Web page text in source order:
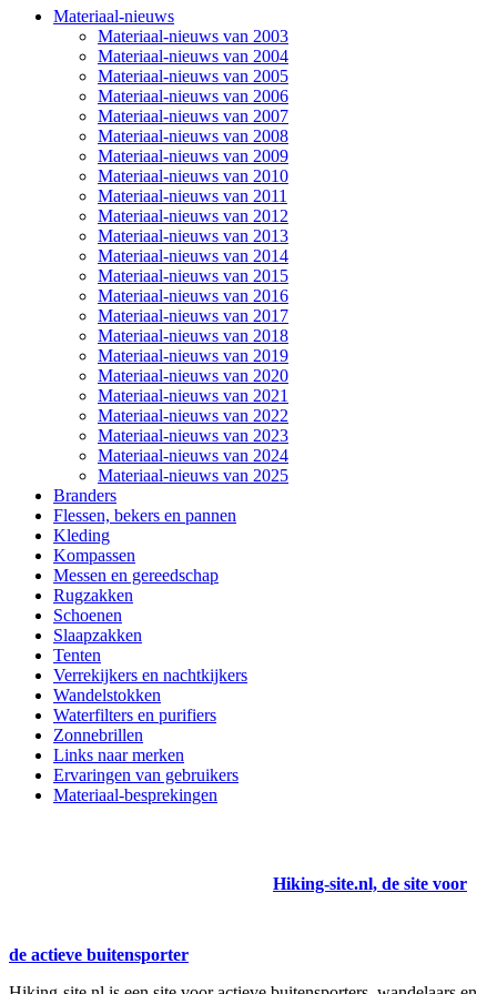
Materiaal-nieuws
Materiaal-nieuws van 2003
Materiaal-nieuws van 2004
Materiaal-nieuws van 2005
Materiaal-nieuws van 2006
Materiaal-nieuws van 2007
Materiaal-nieuws van 2008
Materiaal-nieuws van 2009
Materiaal-nieuws van 2010
Materiaal-nieuws van 2011
Materiaal-nieuws van 2012
Materiaal-nieuws van 2013
Materiaal-nieuws van 2014
Materiaal-nieuws van 2015
Materiaal-nieuws van 2016
Materiaal-nieuws van 2017
Materiaal-nieuws van 2018
Materiaal-nieuws van 2019
Materiaal-nieuws van 2020
Materiaal-nieuws van 2021
Materiaal-nieuws van 2022
Materiaal-nieuws van 2023
Materiaal-nieuws van 2024
Materiaal-nieuws van 2025
Branders
Flessen, bekers en pannen
Kleding
Kompassen
Messen en gereedschap
Rugzakken
Schoenen
Slaapzakken
Tenten
Verrekijkers en nachtkijkers
Wandelstokken
Waterfilters en purifiers
Zonnebrillen
Links naar merken
Ervaringen van gebruikers
Materiaal-besprekingen
Hiking-site.nl, de site voor
de actieve buitensporter